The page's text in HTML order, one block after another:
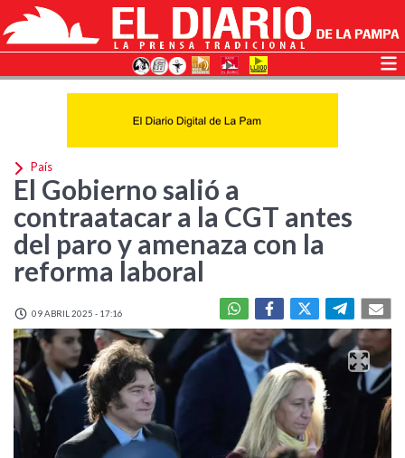
País
El Gobierno salió a
contraatacar a la CGT antes
del paro y amenaza con la
reforma laboral
09 ABRIL 2025 - 17:16